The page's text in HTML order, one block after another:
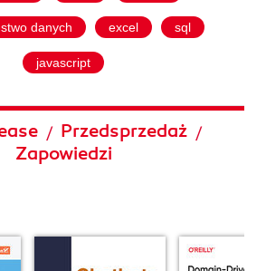
danych excel sql
javascript
/ Przedsprzedaż /
Zapowiedzi